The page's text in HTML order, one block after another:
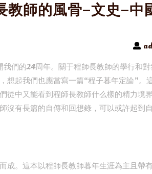
教師的風骨–文史–中
們的24周年。關于程師長教師的學行和對
想起我們也應當寫一篇“程子暮年定論”。
從中又能看到程師長教師什么樣的精力境
沒有長篇的自傳和回想錄，可以或許起到
成。這本以程師長教師暮年生涯為主且帶